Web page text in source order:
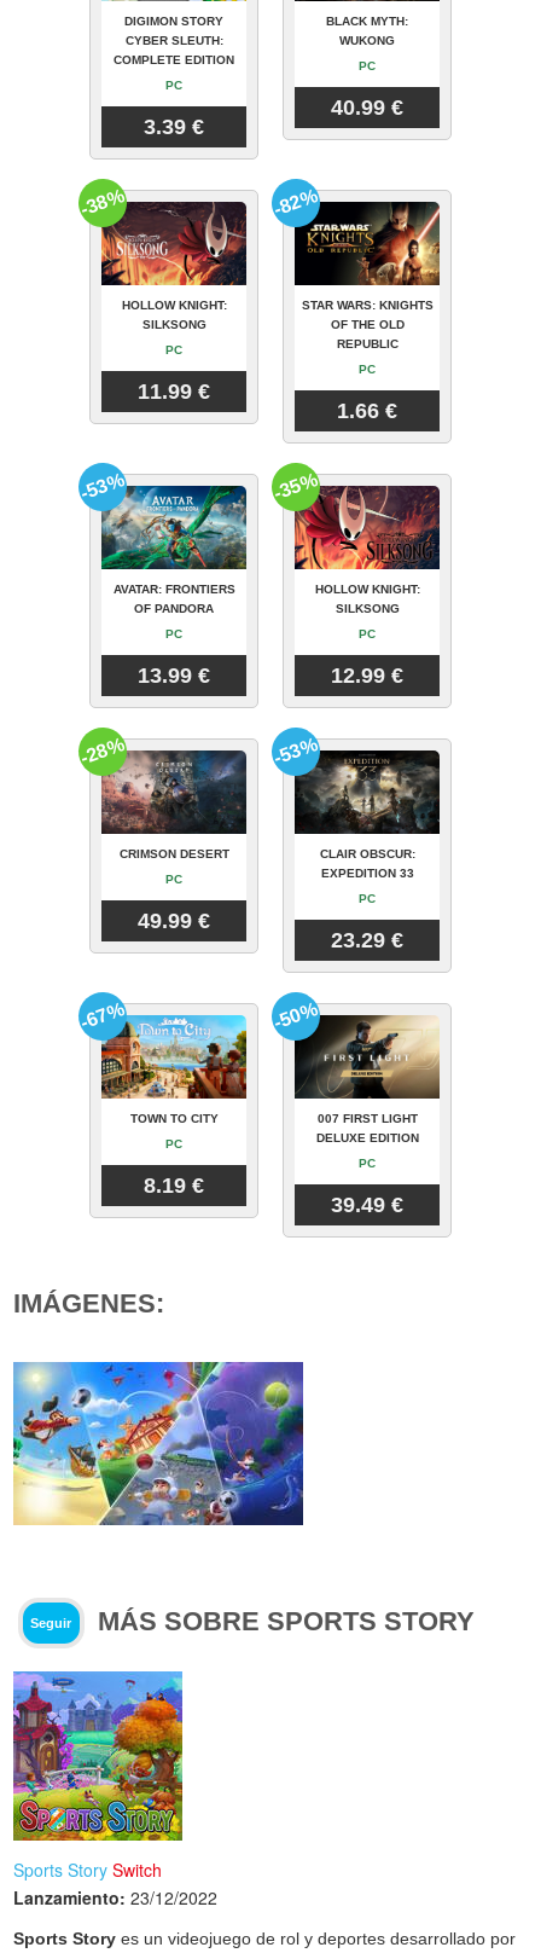
DIGIMON STORY
CYBER SLEUTH:
COMPLETE EDITION
PC
3.39 €
BLACK MYTH:
WUKONG
PC
40.99 €
HOLLOW KNIGHT:
SILKSONG
PC
11.99 €
-38%
STAR WARS: KNIGHTS
OF THE OLD
REPUBLIC
PC
1.66 €
-82%
AVATAR: FRONTIERS
OF PANDORA
PC
13.99 €
-53%
HOLLOW KNIGHT:
SILKSONG
PC
12.99 €
-35%
CRIMSON DESERT
PC
49.99 €
-28%
CLAIR OBSCUR:
EXPEDITION 33
PC
23.29 €
-53%
TOWN TO CITY
PC
8.19 €
-67%
007 FIRST LIGHT
DELUXE EDITION
PC
39.49 €
-50%
IMÁGENES:
Seguir MÁS SOBRE SPORTS STORY
Sports Story Switch
Lanzamiento: 23/12/2022
Sports Story es un videojuego de rol y deportes desarrollado por